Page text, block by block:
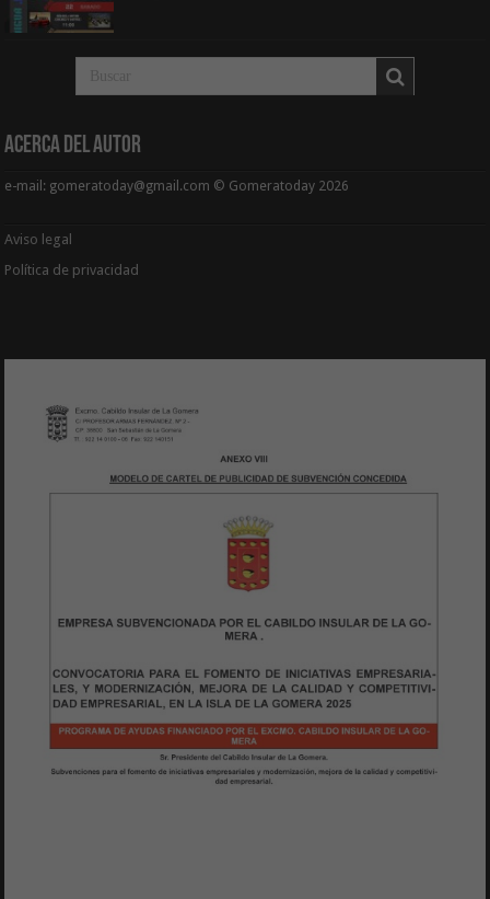
Acerca del Autor
e-mail: gomeratoday@gmail.com © Gomeratoday 2026
Aviso legal
Política de privacidad